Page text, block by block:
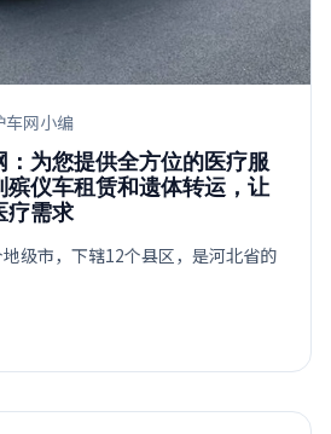
车网小编
：为您提供全方位的医疗服
殡仪车租赁和遗体转运，让
疗需求
级市，下辖12个县区，是河北省的